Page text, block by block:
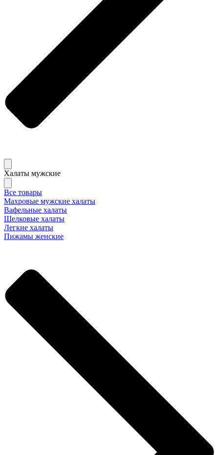
Халаты мужские
Все товары
Махровые мужские халаты
Вафельные халаты
Шелковые халаты
Легкие халаты
Пижамы женские